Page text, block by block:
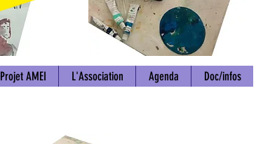
Projet AMEI L'Association Agenda Doc/infos